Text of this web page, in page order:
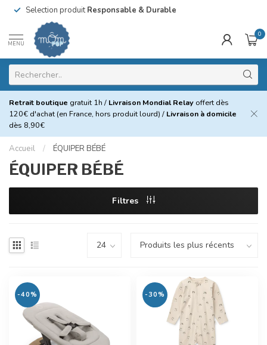
Selection produitResponsable & Durable
MENU
0
Retrait boutique gratuit 1h / Livraison Mondial Relay offert dès
120€ d'achat (en France, hors produit lourd) / Livraison à domicile
dès 8,90€
Accueil / ÉQUIPER BÉBÉ
ÉQUIPER BÉBÉ
Filtres
-40% -30%